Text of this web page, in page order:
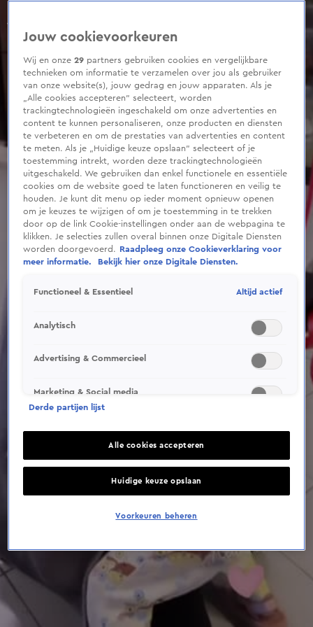
of
seconds
Jouw cookievoorkeuren
Wij en onze29 partners gebruiken cookies en vergelijkbare
technieken om informatie te verzamelen over jou als gebruiker
van onze website(s), jouw gedrag en jouw apparaten. Als je
„Alle cookies accepteren” selecteert, worden
trackingtechnologieën ingeschakeld om onze advertenties en
content te kunnen personaliseren, onze producten en diensten
te verbeteren en om de prestaties van advertenties en content
te meten. Als je „Huidige keuze opslaan” selecteert of je
toestemming intrekt, worden deze trackingtechnologieën
uitgeschakeld. We gebruiken dan enkel functionele en essentiële
cookies om de website goed te laten functioneren en veilig te
houden. Je kunt dit menu op ieder moment opnieuw openen
om je keuzes te wijzigen of om je toestemming in te trekken
door op de link Cookie-instellingen onder aan de webpagina te
klikken. Je selecties zullen overal binnen onze Digitale Diensten
worden doorgevoerd.
Raadpleeg onze Cookieverklaring voor
meer informatie.
Bekijk hier onze Digitale Diensten.
Functioneel & Essentieel Altijd actief
Analytisch
Advertising & Commercieel
Marketing & Social media
Derde partijen lijst
Alle cookies accepteren
Huidige keuze opslaan
Voorkeuren beheren